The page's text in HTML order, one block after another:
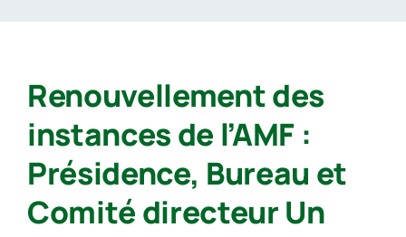
Renouvellement des
instances de l’AMF :
Présidence, Bureau et
Comité directeur Un